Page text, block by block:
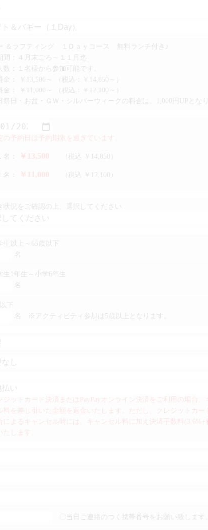
＆ラフティング １Ｄａｙコース 無料ランチ付き♪
間：４月末ごろ～１１月迄
数：１名様から参加可能です。
金：
￥13,500～
（税込：￥14,850～）
（税込：￥12,100～）
祭日・お盆・ＧＷ・シルバーウィークの料金は、1,000円UPとな
の予約日は予約期限を過ぎています。
名： ￥13,500 （税込 ￥14,850）
名： ￥11,000 （税込 ￥12,100）
状況をご確認の上、選択してください
生以上～65歳以下
名
生1年生～小学6年生
名
下
名
※アクティビティ参加は5歳以上となります。
ジットカード決済またはPayPayオンライン決済をご利用の場合
料を差し引いた金額を返金いたします。ただし、クレジットカ
によるキャンセル時には、キャンセル料に加え決済手数料
〇当日ご連絡のつく携帯番号をお願い致します